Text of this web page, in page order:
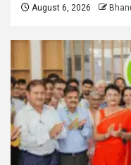
August 6, 2026